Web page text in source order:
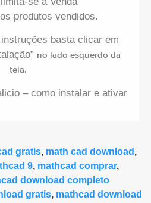
produtos vendidos.
basta clicar em
no lado esquerdo da
tela.
– como instalar e ativar
gratis, math cad download ,
9, mathcad comprar,
download completo
gratis, mathcad download